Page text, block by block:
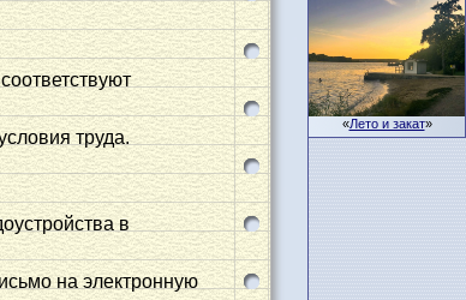
«Лето и закат»
труда.
в
на электронную